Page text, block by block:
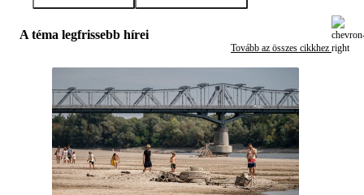
A téma legfrissebb hírei
Tovább az összes cikkhez